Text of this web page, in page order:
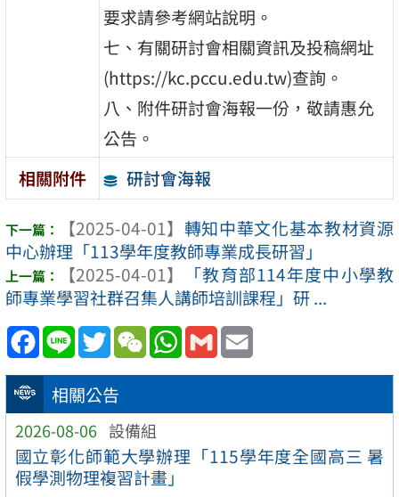
相關公告
2026-08-06 設備組
國立彰化師範大學辦理「115學年度全國高三 暑
假學測物理複習計畫」
要求請參考網站說明。
七、有關研討會相關資訊及投稿網址
(https://kc.pccu.edu.tw)查詢。
八、附件研討會海報一份，敬請惠允
公告。
相關附件
研討會海報
【2025-04-01】 轉知中華文化基本教材資源
中心辦理「113學年度教師專業成長研習」
【2025-04-01】
「教育部114年度中小學教
師專業學習社群召集人講師培訓課程」研 ...
Facebook
Line TwitterWeChatWhatsApp
Gmail